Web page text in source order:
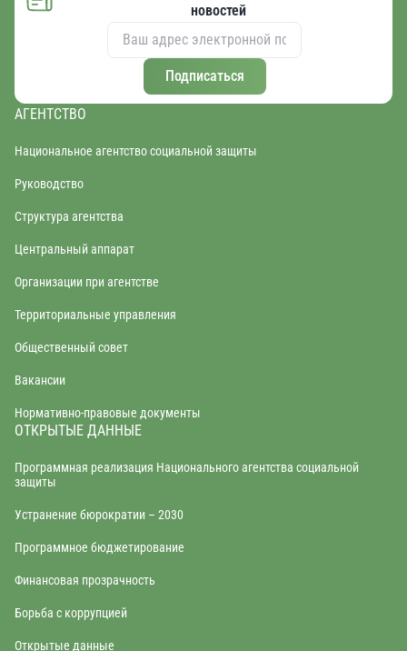
новостей
Подписаться
АГЕНТСТВО
Национальное агентство социальной защиты
Руководство
Структура агентства
Центральный аппарат
Организации при агентстве
Территориальные управления
Общественный совет
Вакансии
Нормативно-правовые документы
ОТКРЫТЫЕ ДАННЫЕ
Программная реализация Национального агентства социальной
защиты
Устранение бюрократии – 2030
Программное бюджетирование
Финансовая прозрачность
Борьба с коррупцией
Открытые данные